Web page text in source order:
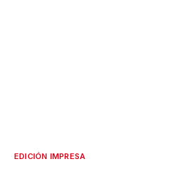
EDICIÓN IMPRESA